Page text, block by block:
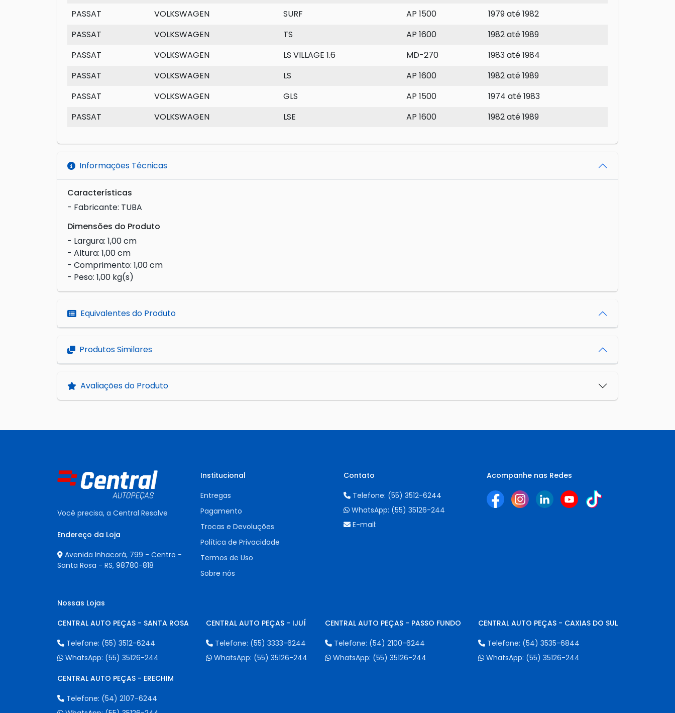
PASSAT
VOLKSWAGEN SURF AP 1500
1979 até 1982
PASSAT
VOLKSWAGEN TS AP 1600
1982 até 1989
PASSAT
VOLKSWAGEN LS VILLAGE 1.6 MD-270
1983 até 1984
PASSAT
VOLKSWAGEN LS AP 1600
1982 até 1989
PASSAT
VOLKSWAGEN GLS AP 1500
1974 até 1983
PASSAT
VOLKSWAGEN LSE AP 1600 1982 até 1989
Informações Técnicas
Características
- Fabricante: TUBA
Dimensões do Produto
- Largura: 1,00 cm
- Altura: 1,00 cm
- Comprimento: 1,00 cm
- Peso: 1,00 kg(s)
Equivalentes do Produto
Produtos Similares
Avaliações do Produto
Você precisa, a Central Resolve
Endereço da Loja
Avenida Inhacorá, 799 - Centro -
Santa Rosa - RS, 98780-818
Institucional
Entregas
Pagamento
Trocas e Devoluções
Política de Privacidade
Termos de Uso
Sobre nós
Contato
Telefone: (55) 3512-6244
WhatsApp: (55) 35126-244
E-mail:
Acompanhe nas Redes
Nossas Lojas
CENTRAL AUTO PEÇAS - SANTA ROSA
Telefone: (55) 3512-6244
WhatsApp: (55) 35126-244
CENTRAL AUTO PEÇAS - IJUÍ
Telefone: (55) 3333-6244
WhatsApp: (55) 35126-244
CENTRAL AUTO PEÇAS - PASSO FUNDO
Telefone: (54) 2100-6244
WhatsApp: (55) 35126-244
CENTRAL AUTO PEÇAS - CAXIAS DO SUL
Telefone: (54) 3535-6844
WhatsApp: (55) 35126-244
CENTRAL AUTO PEÇAS - ERECHIM
Telefone: (54) 2107-6244